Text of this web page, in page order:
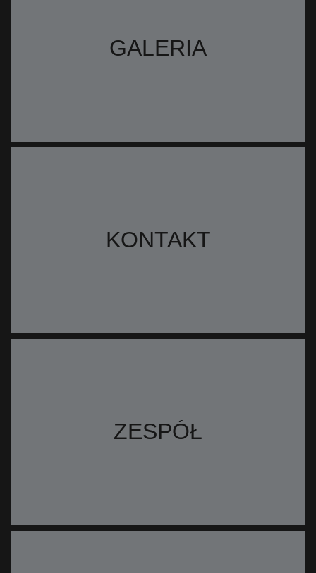
GALERIA
KONTAKT
ZESPÓŁ